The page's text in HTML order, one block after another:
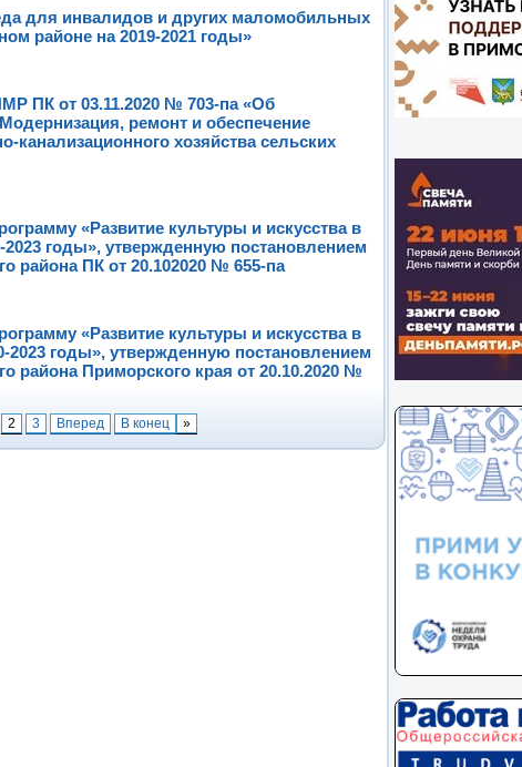
для инвалидов и других маломобильных
районе на 2019-2021 годы»
ПК от 03.11.2020 № 703-па «Об
ремонт и обеспечение
канализационного хозяйства сельских
«Развитие культуры и искусства в
годы», утвержденную постановлением
района ПК от 20.102020 № 655-па
«Развитие культуры и искусства в
годы», утвержденную постановлением
района Приморского края от 20.10.2020 №
2 3 Вперед В конец »